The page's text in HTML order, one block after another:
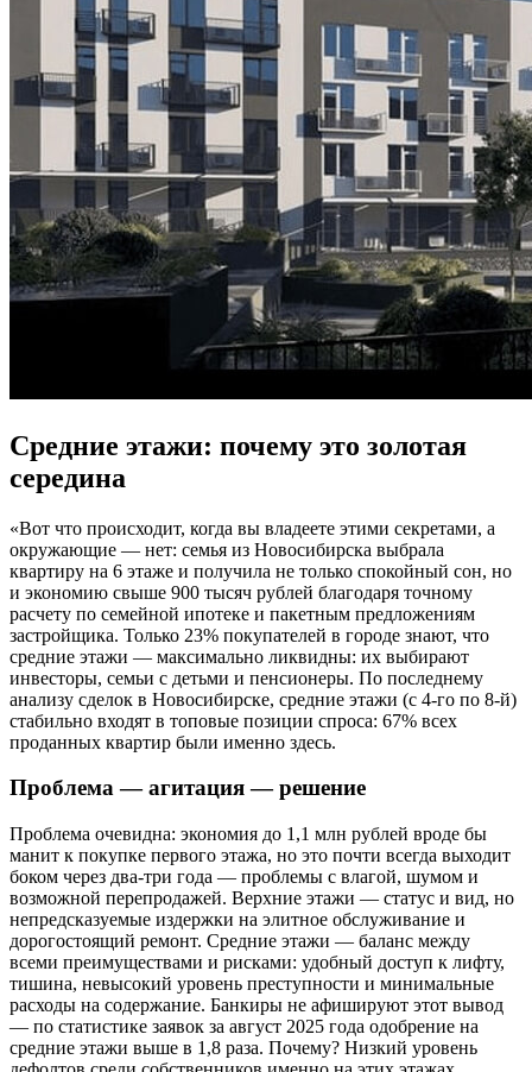
Средние этажи: почему это золотая
середина
«Вот что происходит, когда вы владеете этими секретами, а
окружающие — нет: семья из Новосибирска выбрала
квартиру на 6 этаже и получила не только спокойный сон, но
и экономию свыше 900 тысяч рублей благодаря точному
расчету по семейной ипотеке и пакетным предложениям
застройщика. Только 23% покупателей в городе знают, что
средние этажи — максимально ликвидны: их выбирают
инвесторы, семьи с детьми и пенсионеры. По последнему
анализу сделок в Новосибирске, средние этажи (с 4-го по 8-й)
стабильно входят в топовые позиции спроса: 67% всех
проданных квартир были именно здесь.
Проблема — агитация — решение
Проблема очевидна: экономия до 1,1 млн рублей вроде бы
манит к покупке первого этажа, но это почти всегда выходит
боком через два-три года — проблемы с влагой, шумом и
возможной перепродажей. Верхние этажи — статус и вид, но
непредсказуемые издержки на элитное обслуживание и
дорогостоящий ремонт. Средние этажи — баланс между
всеми преимуществами и рисками: удобный доступ к лифту,
тишина, невысокий уровень преступности и минимальные
расходы на содержание. Банкиры не афишируют этот вывод
— по статистике заявок за август 2025 года одобрение на
средние этажи выше в 1,8 раза. Почему? Низкий уровень